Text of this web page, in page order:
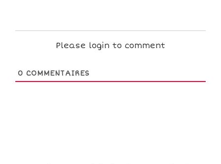
Please login to comment
0 COMMENTAIRES